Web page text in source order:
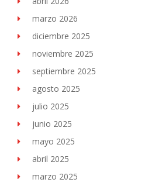
marzo 2026
diciembre 2025
noviembre 2025
septiembre 2025
agosto 2025
julio 2025
junio 2025
mayo 2025
abril 2025
marzo 2025